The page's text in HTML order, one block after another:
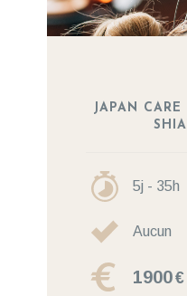
JAPAN
5j - 35h
Aucun
1900€